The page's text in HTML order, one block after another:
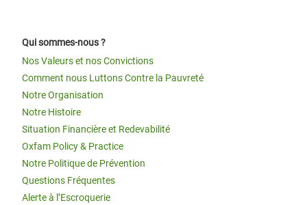
Qui sommes-nous ?
Nos Valeurs et nos Convictions
Comment nous Luttons Contre la Pauvreté
Notre Organisation
Notre Histoire
Situation Financière et Redevabilité
Oxfam Policy & Practice
Notre Politique de Prévention
Questions Fréquentes
Alerte à l’Escroquerie